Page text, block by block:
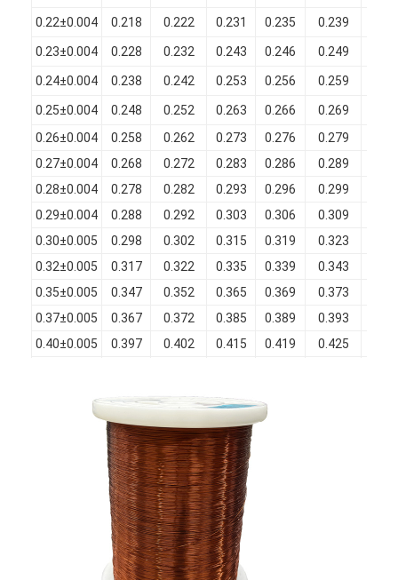
Chi Siamo
Visita alla fabbrica
Contattaci
Casi
Filati di rame isolati con smalto
Cavi magnetici di smalto
Filtro di rame piatto smaltato
Filati ricoperti di seta
cavo del litz
0.22±0.004 0.218 0.222 0.231 0.235 0.239
0.23±0.004 0.228 0.232 0.243 0.246 0.249
0.24±0.004 0.238 0.242 0.253 0.256 0.259
0.25±0.004 0.248 0.252 0.263 0.266 0.269
0.26±0.004
0.258 0.262 0.273 0.276 0.279
0.27±0.004
0.268 0.272 0.283 0.286 0.289
0.28±0.004
0.278 0.282 0.293 0.296 0.299
0.29±0.004
0.288 0.292 0.303 0.306 0.309
0.30±0.005
0.298 0.302 0.315 0.319 0.323
0.32±0.005
0.317 0.322 0.335 0.339 0.343
0.35±0.005
0.347 0.352 0.365 0.369 0.373
0.37±0.005
0.367 0.372 0.385 0.389 0.393
0.40±0.005
0.397 0.402 0.415 0.419 0.425
0.496 0.502 0.517
0.55±0.006
0.546 0.552 0.567 0.572
0.596 0.602 0.617